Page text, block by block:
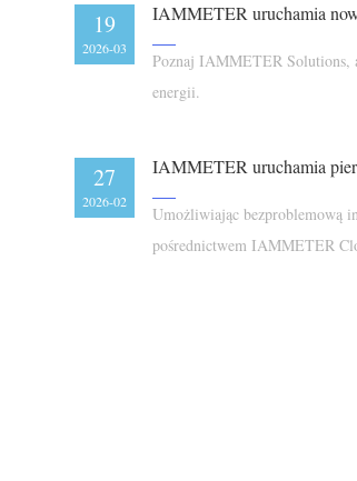
19
2026-03
Poznaj IAMMETER Solutions,
energii.
27
2026-02
Umożliwiając bezproblemową
pośrednictwem IAMMETER